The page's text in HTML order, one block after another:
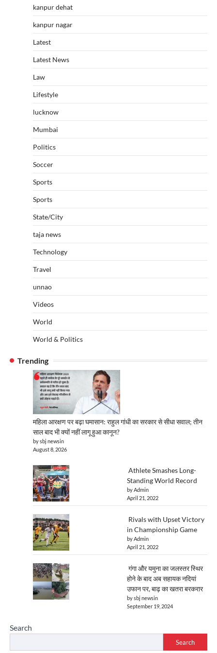
kanpur dehat
kanpur nagar
Latest
Latest News
Law
Lifestyle
lucknow
Mumbai
Politics
Soccer
Sports
Sports
State/City
taja news
Technology
Travel
unnao
Videos
World
World & Politics
Trending
महिला आरक्षण पर बढ़ा घमासान: राहुल गांधी का सरकार से सीधा सवाल; तीन
साल बाद भी क्यों नहीं लागू हुआ कानून?
by sbj newsin
August 8, 2026
Athlete Smashes Long-
Standing World Record
by Admin
April 21, 2022
Rivals with Upset Victory
in Championship Game
by Admin
April 21, 2022
गंगा और यमुना का जलस्तर स्थिर
होने के बाद अब सहायक नदियां
उफान पर, बाढ़ का खतरा बरकरार
by sbj newsin
September 19, 2024
Search
Search